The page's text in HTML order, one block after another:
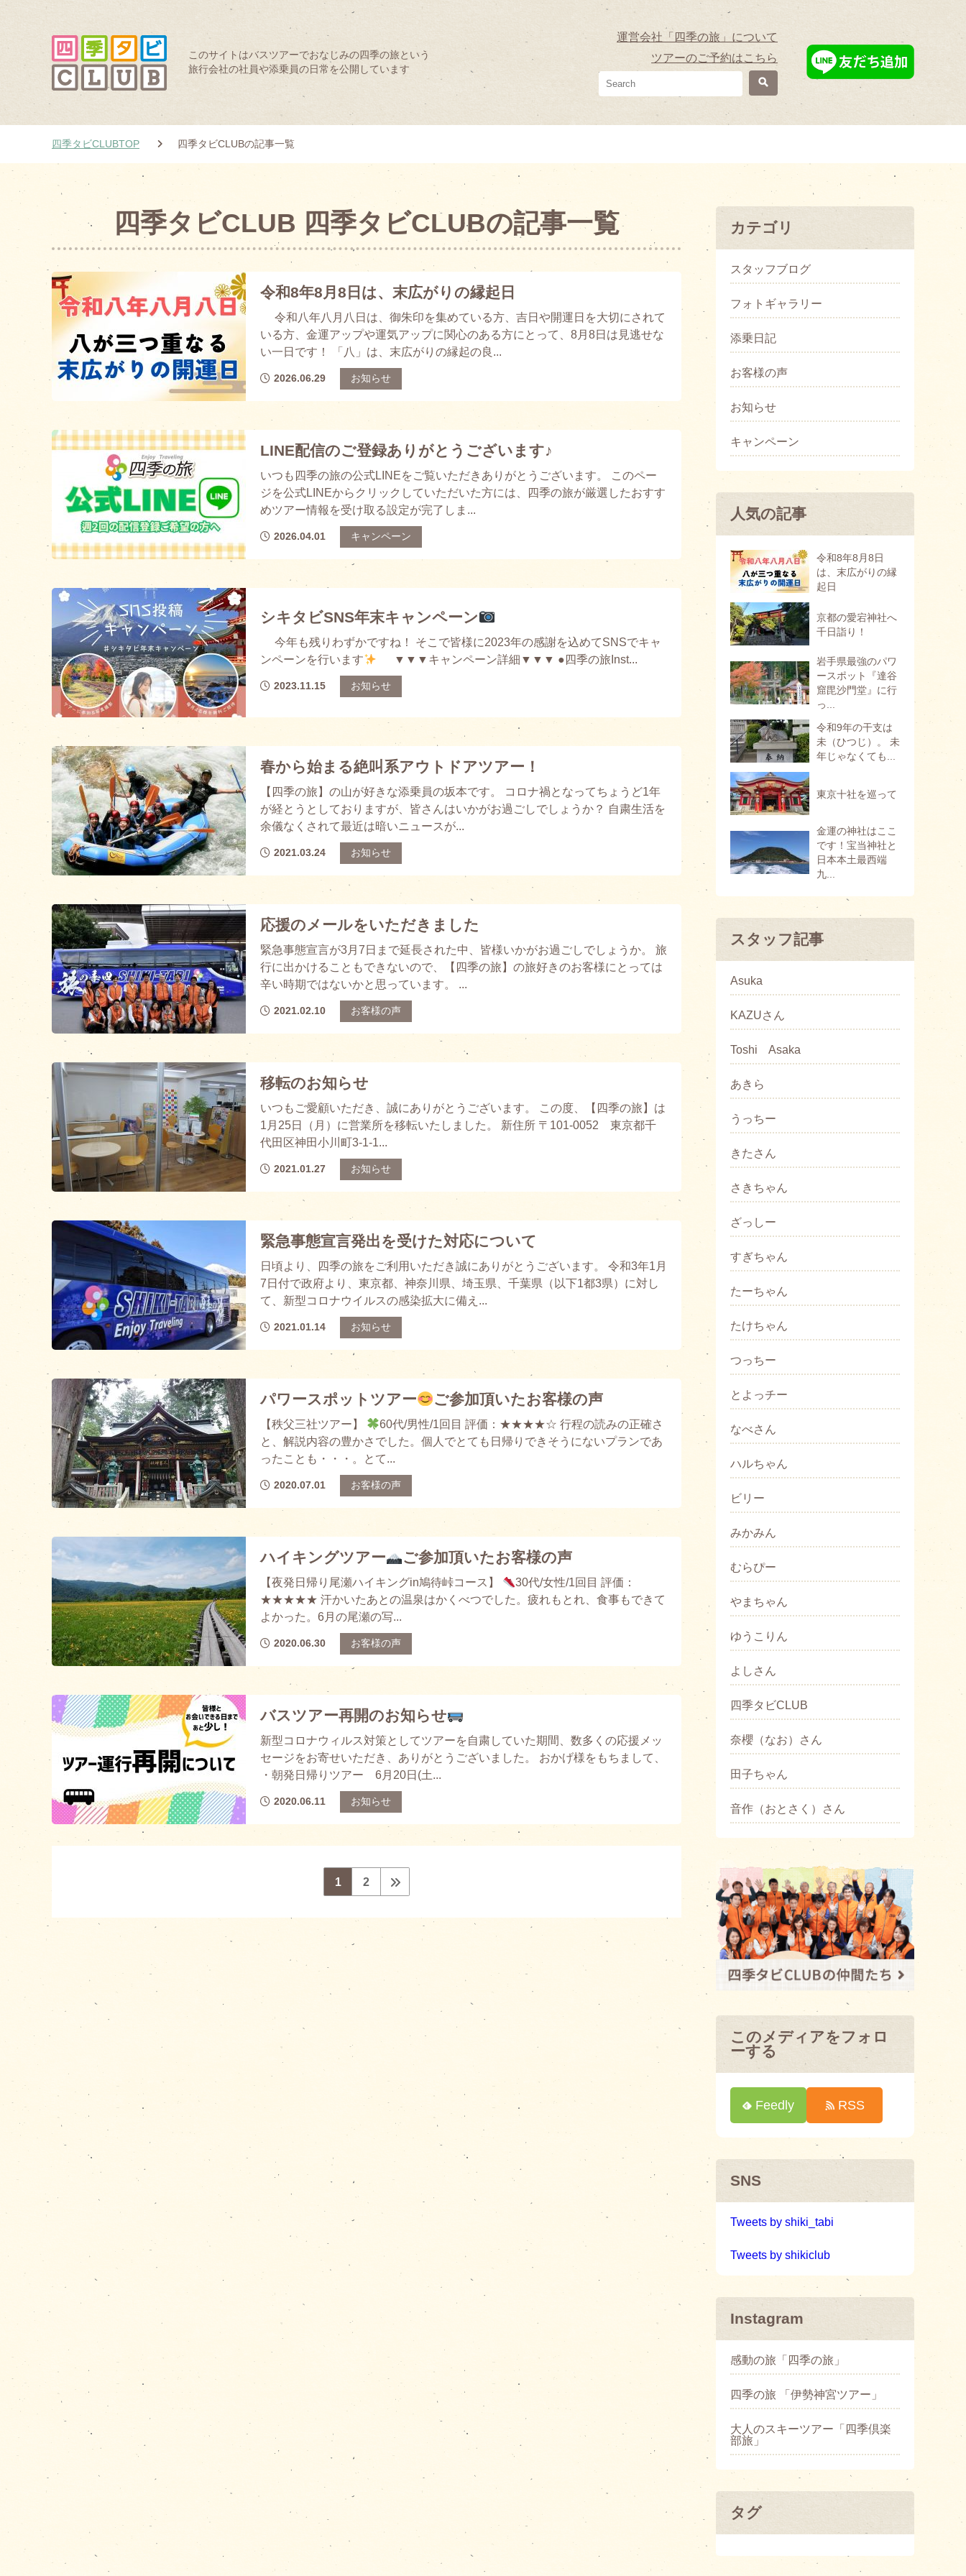
このサイトはバスツアーでおなじみの四季の旅という
旅行会社の社員や添乗員の日常を公開しています
運営会社「四季の旅」について
ツアーのご予約はこちら
四季タビCLUBTOP 四季タビCLUBの記事一覧
四季タビCLUB 四季タビCLUBの記事一覧
令和8年8月8日は、末広がりの縁起日
令和八年八月八日は、御朱印を集めている方、吉日や開運日を大切にされて
いる方、金運アップや運気アップに関心のある方にとって、8月8日は見逃せな
い一日です！ 「八」は、末広がりの縁起の良...
2026.06.29 お知らせ
LINE配信のご登録ありがとうございます♪
いつも四季の旅の公式LINEをご覧いただきありがとうございます。 このペー
ジを公式LINEからクリックしていただいた方には、四季の旅が厳選したおすす
めツアー情報を受け取る設定が完了しま...
2026.04.01 キャンペーン
シキタビSNS年末キャンペーン
今年も残りわずかですね！ そこで皆様に2023年の感謝を込めてSNSでキャ
ンペーンを行います
▼▼▼キャンペーン詳細▼▼▼ ●四季の旅Inst...
2023.11.15 お知らせ
春から始まる絶叫系アウトドアツアー！
【四季の旅】の山が好きな添乗員の坂本です。 コロナ禍となってちょうど1年
が経とうとしておりますが、皆さんはいかがお過ごしでしょうか？ 自粛生活を
余儀なくされて最近は暗いニュースが...
2021.03.24 お知らせ
応援のメールをいただきました
緊急事態宣言が3月7日まで延長された中、皆様いかがお過ごしでしょうか。 旅
行に出かけることもできないので、【四季の旅】の旅好きのお客様にとっては
辛い時期ではないかと思っています。 ...
2021.02.10 お客様の声
移転のお知らせ
いつもご愛顧いただき、誠にありがとうございます。 この度、【四季の旅】は
1月25日（月）に営業所を移転いたしました。 新住所 〒101-0052 東京都千
代田区神田小川町3-1-1...
2021.01.27 お知らせ
緊急事態宣言発出を受けた対応について
日頃より、四季の旅をご利用いただき誠にありがとうございます。 令和3年1月
7日付で政府より、東京都、神奈川県、埼玉県、千葉県（以下1都3県）に対し
て、新型コロナウイルスの感染拡大に備え...
2021.01.14 お知らせ
パワースポットツアー ご参加頂いたお客様の声
【秩父三社ツアー】
60代/男性/1回目 評価：★★★★☆ 行程の読みの正確さ
と、解説内容の豊かさでした。個人でとても日帰りできそうにないプランであ
ったことも・・・。とて...
2020.07.01 お客様の声
ハイキングツアー ご参加頂いたお客様の声
【夜発日帰り尾瀬ハイキングin鳩待峠コース】
30代/女性/1回目 評価：
★★★★★ 汗かいたあとの温泉はかくべつでした。疲れもとれ、食事もできて
よかった。6月の尾瀬の写...
2020.06.30 お客様の声
バスツアー再開のお知らせ
新型コロナウィルス対策としてツアーを自粛していた期間、数多くの応援メッ
セージをお寄せいただき、ありがとうございました。 おかげ様をもちまして、
・朝発日帰りツアー 6月20日(土...
2020.06.11 お知らせ
1 2
カテゴリ
スタッフブログ
フォトギャラリー
添乗日記
お客様の声
お知らせ
キャンペーン
人気の記事
令和8年8月8日
は、末広がりの縁
起日
京都の愛宕神社へ
千日詣り！
岩手県最強のパワ
ースポット『達谷
窟毘沙門堂』に行
っ...
令和9年の干支は
未（ひつじ）。 未
年じゃなくても...
東京十社を巡って
金運の神社はここ
です！宝当神社と
日本本土最西端
九...
スタッフ記事
Asuka
KAZUさん
Toshi Asaka
あきら
うっちー
きたさん
さきちゃん
ざっしー
すぎちゃん
たーちゃん
たけちゃん
つっちー
とよっチー
なべさん
ハルちゃん
ビリー
みかみん
むらぴー
やまちゃん
ゆうこりん
よしさん
四季タビCLUB
奈櫻（なお）さん
田子ちゃん
音作（おとさく）さん
このメディアをフォロ
ーする
Feedly RSS
SNS
Tweets by shiki_tabi
Tweets by shikiclub
Instagram
感動の旅「四季の旅」
四季の旅 「伊勢神宮ツアー」
大人のスキーツアー「四季倶楽
部旅」
タグ